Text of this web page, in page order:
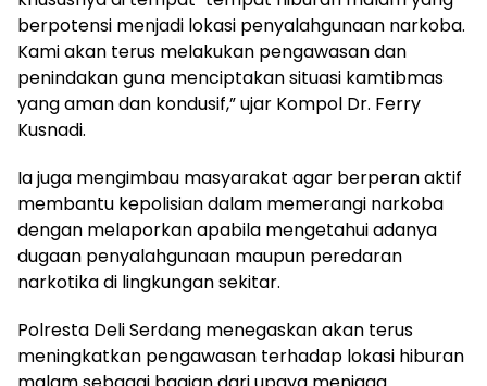
berpotensi menjadi lokasi penyalahgunaan narkoba.
Kami akan terus melakukan pengawasan dan
penindakan guna menciptakan situasi kamtibmas
yang aman dan kondusif,” ujar Kompol Dr. Ferry
Kusnadi.
Ia juga mengimbau masyarakat agar berperan aktif
membantu kepolisian dalam memerangi narkoba
dengan melaporkan apabila mengetahui adanya
dugaan penyalahgunaan maupun peredaran
narkotika di lingkungan sekitar.
Polresta Deli Serdang menegaskan akan terus
meningkatkan pengawasan terhadap lokasi hiburan